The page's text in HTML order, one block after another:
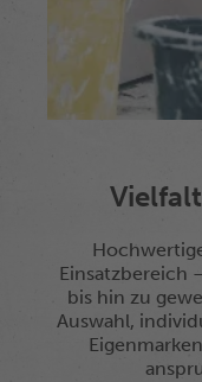
Einsatzbereich
bis hin zu
Auswahl,